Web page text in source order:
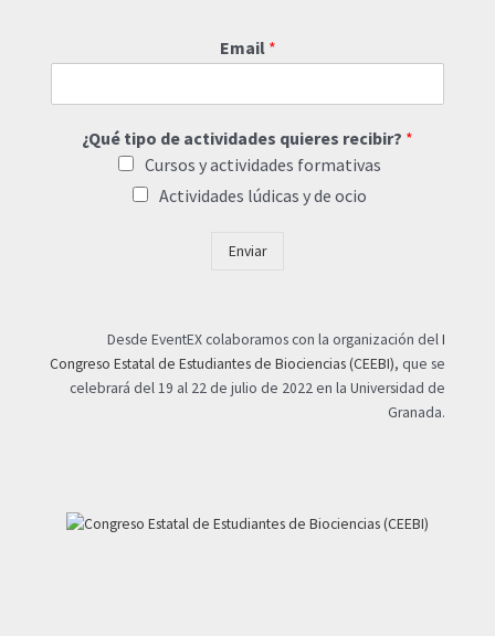
Email *
¿Qué tipo de actividades quieres recibir? *
Cursos y actividades formativas
Actividades lúdicas y de ocio
Enviar
Desde EventEX colaboramos con la organización delI
Congreso Estatal de Estudiantes de Biociencias (CEEBI), que se
celebrará del 19 al 22 de julio de 2022 en la Universidad de
Granada.